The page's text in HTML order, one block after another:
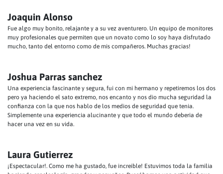
Joaquin Alonso
Fue algo muy bonito, relajante y a su vez aventurero. Un equipo de monitores
muy profesionales que permiten que un novato como lo soy haya disfrutado
mucho, tanto del entorno como de mis compañeros. Muchas gracias!
Joshua Parras sanchez
Una experiencia fascinante y segura, fui con mi hermano y repetiremos los dos
pero ya haciendo el sato extremo, nos encanto y nos dio mucha seguridad la
confianza con la que nos hablo de los medios de seguridad que tenia.
Simplemente una experiencia alucinante y que todo el mundo deberia de
hacer una vez en su vida.
Laura Gutierrez
¡Espectacular!. Como me ha gustado, fue increible! Estuvimos toda la familia